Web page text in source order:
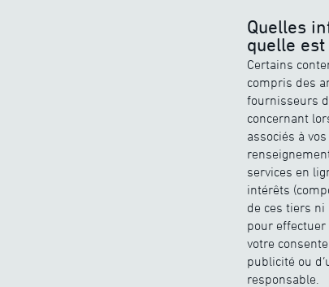
Quelles
quelle
Certains
compris des
fournisseurs
concernant
associés à
services en
intérêts
de ces tiers ni
pour effectuer
votre
publicité ou
responsable.